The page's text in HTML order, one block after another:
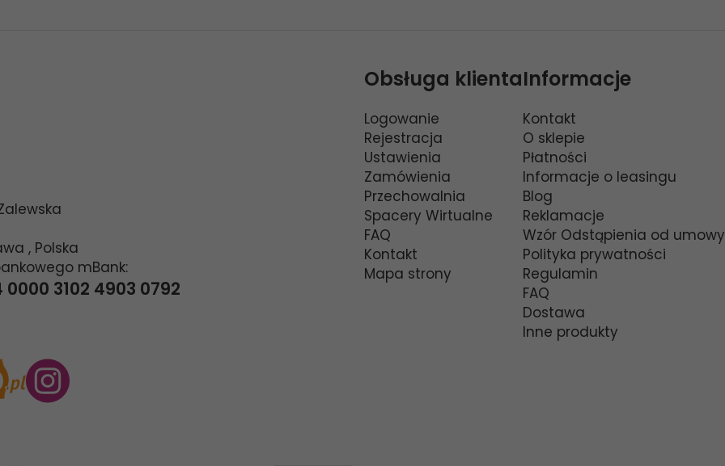
, Polska
mBank:
0000 3102 4903 0792
Obsługa klienta
Logowanie
Rejestracja
Ustawienia
Zamówienia
Przechowalnia
Spacery Wirtualne
FAQ
Kontakt
Mapa strony
Informacje
Kontakt
O sklepie
Płatności
Informacje o leasingu
Blog
Reklamacje
Wzór Odstąpienia od umowy
Polityka prywatności
Regulamin
FAQ
Dostawa
Inne produkty